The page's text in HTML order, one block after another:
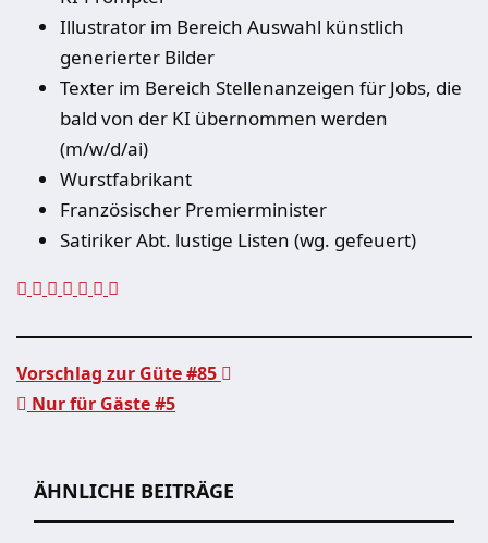
Illustrator im Bereich Auswahl künstlich
generierter Bilder
Texter im Bereich Stellenanzeigen für Jobs, die
bald von der KI übernommen werden
(m/w/d/ai)
Wurstfabrikant
Französischer Premierminister
Satiriker Abt. lustige Listen (wg. gefeuert)
Vorschlag zur Güte #85
Nur für Gäste #5
ÄHNLICHE BEITRÄGE